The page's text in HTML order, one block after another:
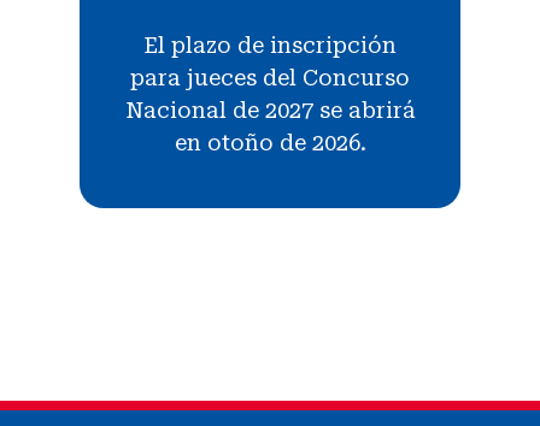
El plazo de inscripción
para jueces del Concurso
Nacional de 2027 se abrirá
en otoño de 2026.